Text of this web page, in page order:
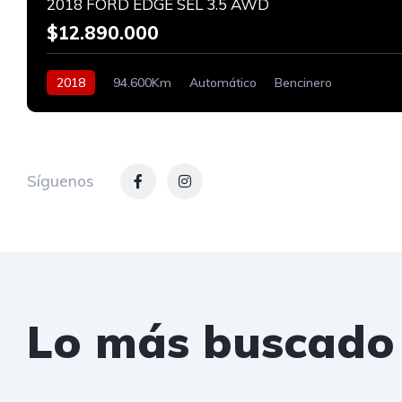
2018 FORD EDGE SEL 3.5 AWD
$12.890.000
2018 94.600Km Automático Bencinero
Síguenos
Lo más buscado